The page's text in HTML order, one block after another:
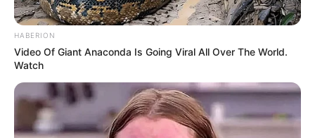
HABERION
Video Of Giant Anaconda Is Going Viral All Over The World.
Watch